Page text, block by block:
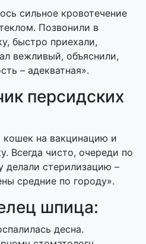
сильное кровотечение
Позвонили в
быстро приехали,
вежливый, объяснили,
– адекватная».
персидских
кошек на вакцинацию и
Всегда чисто, очереди по
делали стерилизацию –
средние по городу».
шпица:
десна.